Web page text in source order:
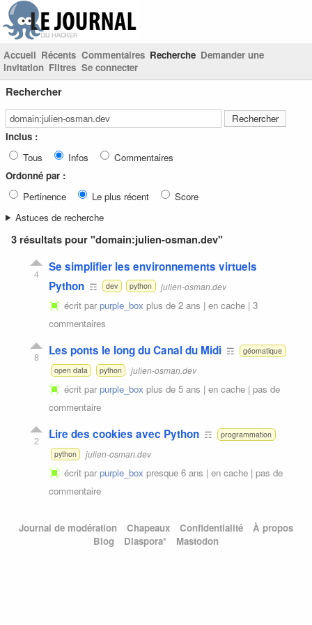
Accueil Récents Commentaires Recherche Demander une
invitation Filtres Se connecter
Rechercher
Inclus :
Tous
Infos
Commentaires
Ordonné par :
Pertinence
Le plus récent
Score
Astuces de recherche
3 résultats pour "domain:julien-osman.dev"
4
Se simplifier les environnements virtuels
Python ☶ dev python julien-osman.dev
écrit parpurple_box plus de 2 ans | en cache | 3
commentaires
8 Les ponts le long du Canal du Midi ☶
géomatique
open data
python julien-osman.dev
écrit parpurple_box plus de 5 ans | en cache | pas de
commentaire
2 Lire des cookies avec Python ☶
programmation
python
julien-osman.dev
écrit parpurple_box presque 6 ans | en cache | pas de
commentaire
Journal de modération Chapeaux Confidentialité
À propos
Blog
Diaspora* Mastodon